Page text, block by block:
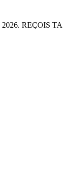
REÇOIS TA